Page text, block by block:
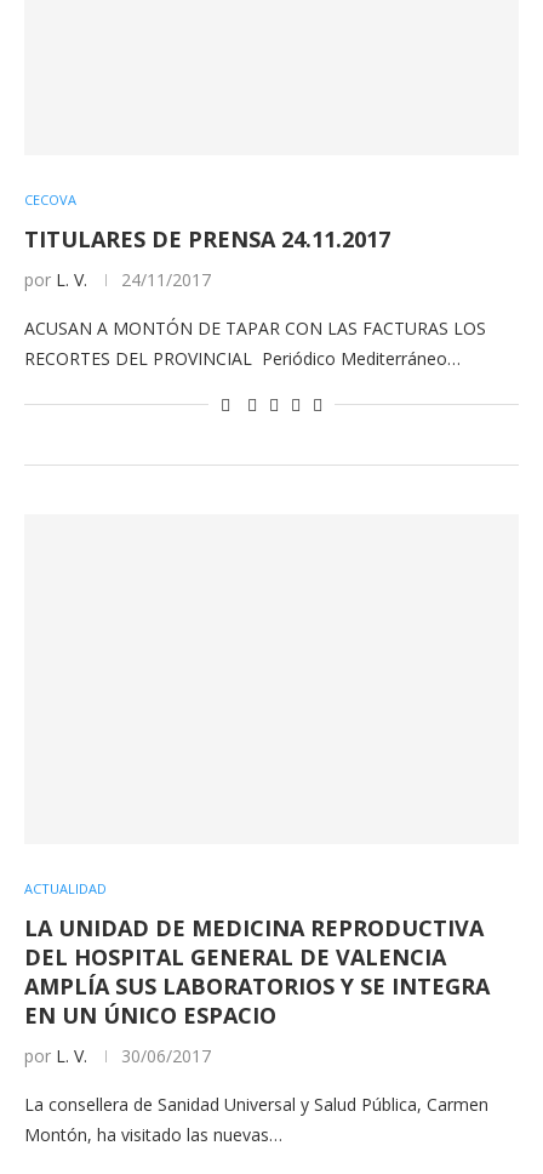
CECOVA
TITULARES DE PRENSA 24.11.2017
por L. V. 24/11/2017
ACUSAN A MONTÓN DE TAPAR CON LAS FACTURAS LOS
RECORTES DEL PROVINCIAL Periódico Mediterráneo…
ACTUALIDAD
LA UNIDAD DE MEDICINA REPRODUCTIVA
DEL HOSPITAL GENERAL DE VALENCIA
AMPLÍA SUS LABORATORIOS Y SE INTEGRA
EN UN ÚNICO ESPACIO
por L. V. 30/06/2017
La consellera de Sanidad Universal y Salud Pública, Carmen
Montón, ha visitado las nuevas…